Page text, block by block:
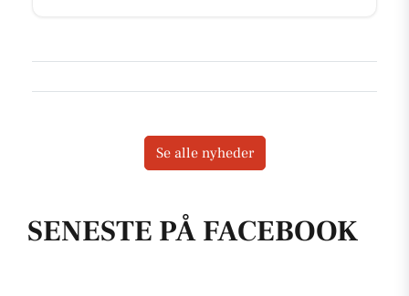
SENESTE PÅ FACEBOOK
Se alle nyheder